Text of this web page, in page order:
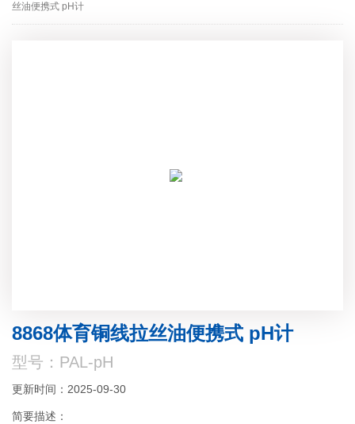
丝油便携式 pH计
8868体育铜线拉丝油便携式 pH计
型号：PAL-pH
更新时间：2025-09-30
简要描述：